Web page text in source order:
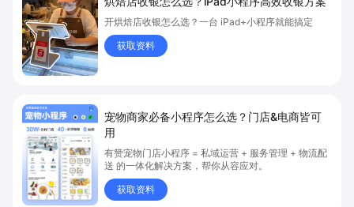
开烘焙店收银怎么选？一台 iPad+小程序就能搞定
获取资料
宠物商家必备小程序怎么选？门店&电商皆可
用
有赞宠物门店小程序 = 私域运营 + 服务管理 + 物流配
送 的一体化解决方案，帮你从容应对。
获取资料